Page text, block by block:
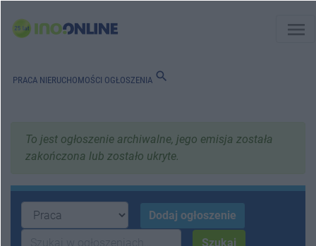
menu
PRACA NIERUCHOMOŚCI OGŁOSZENIA search
To jest ogłoszenie archiwalne, jego emisja została
zakończona lub zostało ukryte.